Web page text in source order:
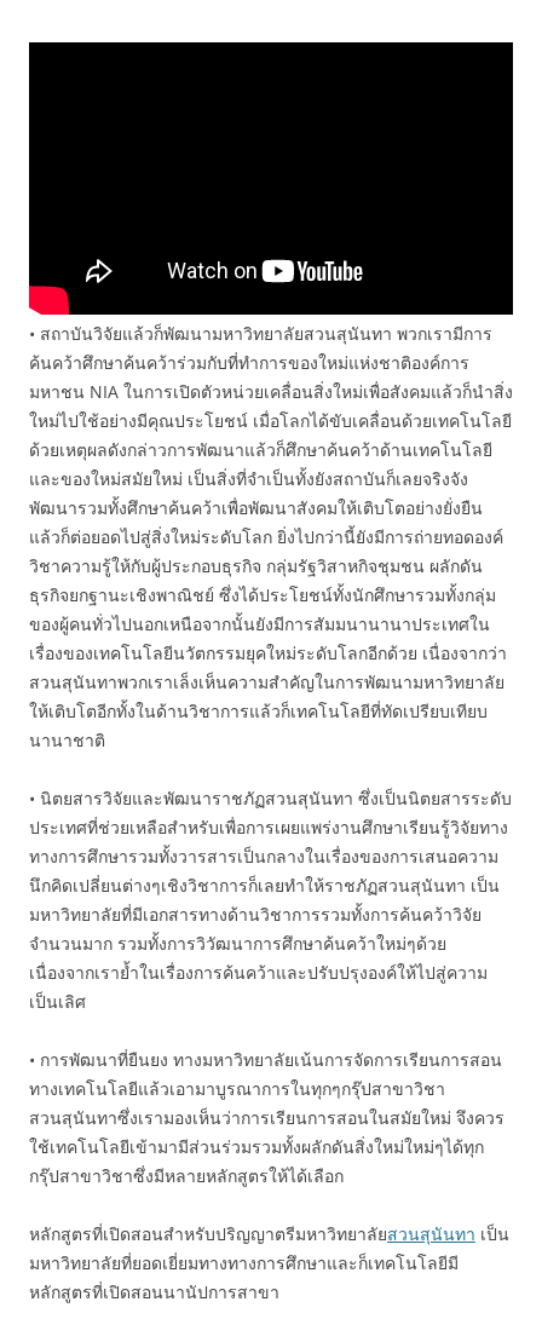
• สถาบันวิจัยแล้วก็พัฒนามหาวิทยาลัยสวนสุนันทา พวกเรามีการ
ค้นคว้าศึกษาค้นคว้าร่วมกับที่ทำการของใหม่แห่งชาติองค์การ
มหาชน NIA ในการเปิดตัวหน่วยเคลื่อนสิ่งใหม่เพื่อสังคมแล้วก็นำสิ่ง
ใหม่ไปใช้อย่างมีคุณประโยชน์ เมื่อโลกได้ขับเคลื่อนด้วยเทคโนโลยี
ด้วยเหตุผลดังกล่าวการพัฒนาแล้วก็ศึกษาค้นคว้าด้านเทคโนโลยี
และของใหม่สมัยใหม่ เป็นสิ่งที่จำเป็นทั้งยังสถาบันก็เลยจริงจัง
พัฒนารวมทั้งศึกษาค้นคว้าเพื่อพัฒนาสังคมให้เติบโตอย่างยั่งยืน
แล้วก็ต่อยอดไปสู่สิ่งใหม่ระดับโลก ยิ่งไปกว่านี้ยังมีการถ่ายทอดองค์
วิชาความรู้ให้กับผู้ประกอบธุรกิจ กลุ่มรัฐวิสาหกิจชุมชน ผลักดัน
ธุรกิจยกฐานะเชิงพาณิชย์ ซึ่งได้ประโยชน์ทั้งนักศึกษารวมทั้งกลุ่ม
ของผู้คนทั่วไปนอกเหนือจากนั้นยังมีการสัมมนานานาประเทศใน
เรื่องของเทคโนโลยีนวัตกรรมยุคใหม่ระดับโลกอีกด้วย เนื่องจากว่า
สวนสุนันทาพวกเราเล็งเห็นความสำคัญในการพัฒนามหาวิทยาลัย
ให้เติบโตอีกทั้งในด้านวิชาการแล้วก็เทคโนโลยีที่ทัดเปรียบเทียบ
นานาชาติ
• นิตยสารวิจัยและพัฒนาราชภัฏสวนสุนันทา ซึ่งเป็นนิตยสารระดับ
ประเทศที่ช่วยเหลือสำหรับเพื่อการเผยแพร่งานศึกษาเรียนรู้วิจัยทาง
ทางการศึกษารวมทั้งวารสารเป็นกลางในเรื่องของการเสนอความ
นึกคิดเปลี่ยนต่างๆเชิงวิชาการก็เลยทำให้ราชภัฏสวนสุนันทา เป็น
มหาวิทยาลัยที่มีเอกสารทางด้านวิชาการรวมทั้งการค้นคว้าวิจัย
จำนวนมาก รวมทั้งการวิวัฒนาการศึกษาค้นคว้าใหม่ๆด้วย
เนื่องจากเราย้ำในเรื่องการค้นคว้าและปรับปรุงองค์ให้ไปสู่ความ
เป็นเลิศ
• การพัฒนาที่ยืนยง ทางมหาวิทยาลัยเน้นการจัดการเรียนการสอน
ทางเทคโนโลยีแล้วเอามาบูรณาการในทุกๆกรุ๊ปสาขาวิชา
สวนสุนันทาซึ่งเรามองเห็นว่าการเรียนการสอนในสมัยใหม่ จึงควร
ใช้เทคโนโลยีเข้ามามีส่วนร่วมรวมทั้งผลักดันสิ่งใหม่ใหม่ๆได้ทุก
กรุ๊ปสาขาวิชาซึ่งมีหลายหลักสูตรให้ได้เลือก
หลักสูตรที่เปิดสอนสำหรับปริญญาตรีมหาวิทยาลัยสวนสุนันทา เป็น
มหาวิทยาลัยที่ยอดเยี่ยมทางทางการศึกษาและก็เทคโนโลยีมี
หลักสูตรที่เปิดสอนนานัปการสาขา